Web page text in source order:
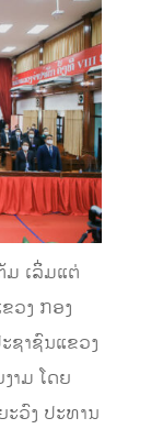
ເລິິ່ມແຕ່
ວງ​ ກອງ
ຊາຊົນແຂວງ
າມ ໂດຍ
ະວົງ​ ປະທານ